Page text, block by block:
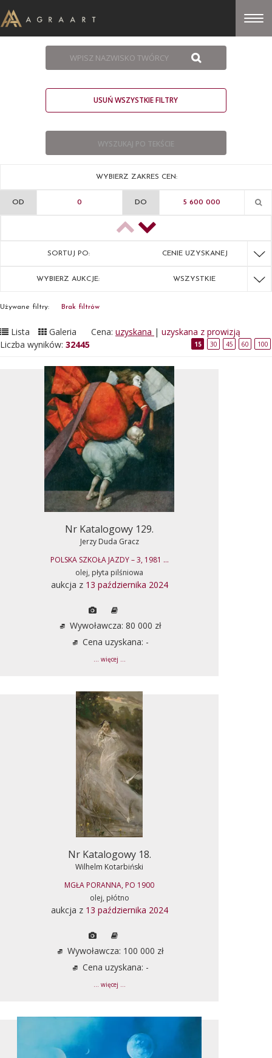
USUŃ WSZYSTKIE FILTRY
WYBIERZ ZAKRES CEN:
OD DO
SORTUJ PO: CENIE UZYSKANEJ
WYBIERZ AUKCJE: WSZYSTKIE
Używane filtry: Brak filtrów
Lista Galeria Cena: uzyskana | uzyskana z prowizją
Liczba wyników: 32445 15 30 45 60 100
Nr Katalogowy 129.
Jerzy Duda Gracz
POLSKA SZKOŁA JAZDY – 3, 1981 ...
olej, płyta pilśniowa
aukcja z 13 października 2024
Wywoławcza: 80 000 zł
Cena uzyskana: -
... więcej ...
Nr Katalogowy 18.
Wilhelm Kotarbiński
MGŁA PORANNA, PO 1900
olej, płótno
aukcja z 13 października 2024
Wywoławcza: 100 000 zł
Cena uzyskana: -
... więcej ...